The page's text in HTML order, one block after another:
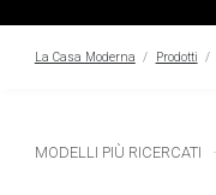
La Casa Moderna Prodotti
MODELLI PIÙ RICERCATI